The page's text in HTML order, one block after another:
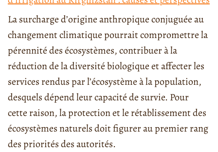
La surcharge d’origine anthropique conjuguée au
changement climatique pourrait compromettre la
pérennité des écosystèmes, contribuer à la
réduction de la diversité biologique et affecter les
services rendus par l’écosystème à la population,
desquels dépend leur capacité de survie. Pour
cette raison, la protection et le rétablissement des
écosystèmes naturels doit figurer au premier rang
des priorités des autorités.